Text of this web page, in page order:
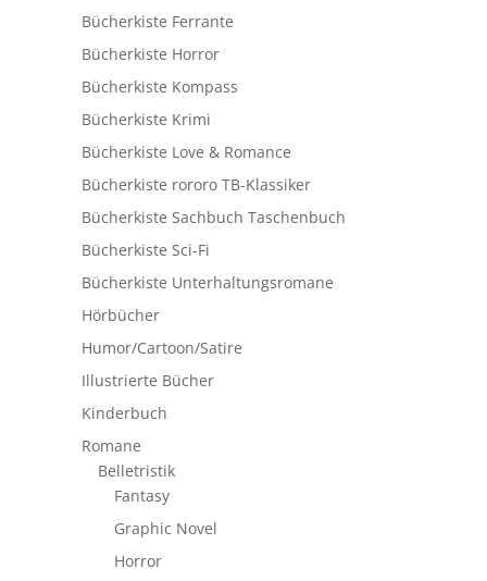
Bücherkiste Ferrante
Bücherkiste Horror
Bücherkiste Kompass
Bücherkiste Krimi
Bücherkiste Love & Romance
Bücherkiste rororo TB-Klassiker
Bücherkiste Sachbuch Taschenbuch
Bücherkiste Sci-Fi
Bücherkiste Unterhaltungsromane
Hörbücher
Humor/Cartoon/Satire
Illustrierte Bücher
Kinderbuch
Romane
Belletristik
Fantasy
Graphic Novel
Horror